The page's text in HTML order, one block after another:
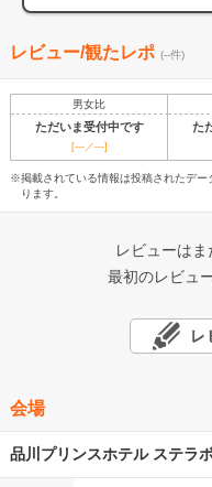
レビュー/観たレポ (--件)
男女比
ただいま受付中です た
[---／---]
※掲載されている情報は投稿されたデー
ります。
レビューはま
最初のレビュ
会場
品川プリンスホテル ステラ